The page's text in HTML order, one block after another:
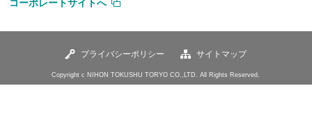
コーポレートサイトへ
プライバシーポリシー サイトマップ
Copyright c NIHON TOKUSHU TORYO CO.,LTD. All Rights Reserved.